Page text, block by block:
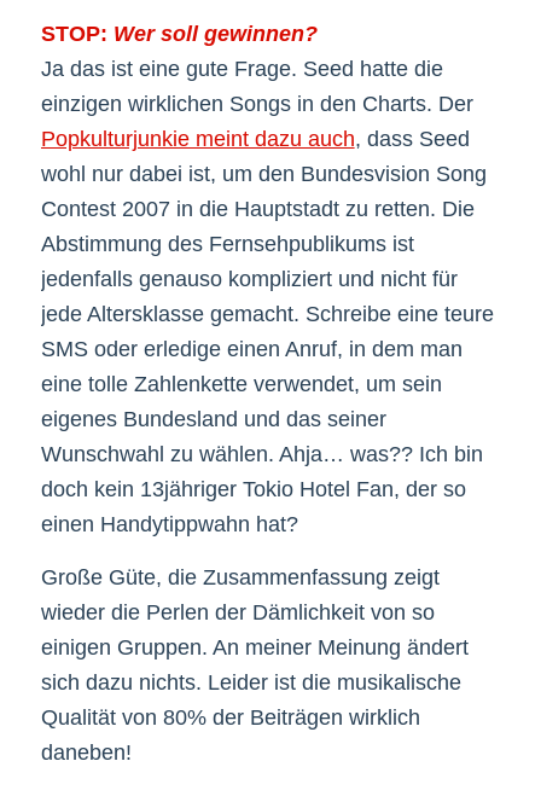
STOP: Wer soll gewinnen?
Ja das ist eine gute Frage. Seed hatte die
einzigen wirklichen Songs in den Charts. Der
Popkulturjunkie meint dazu auch, dass Seed
wohl nur dabei ist, um den Bundesvision Song
Contest 2007 in die Hauptstadt zu retten. Die
Abstimmung des Fernsehpublikums ist
jedenfalls genauso kompliziert und nicht für
jede Altersklasse gemacht. Schreibe eine teure
SMS oder erledige einen Anruf, in dem man
eine tolle Zahlenkette verwendet, um sein
eigenes Bundesland und das seiner
Wunschwahl zu wählen. Ahja… was?? Ich bin
doch kein 13jähriger Tokio Hotel Fan, der so
einen Handytippwahn hat?
Große Güte, die Zusammenfassung zeigt
wieder die Perlen der Dämlichkeit von so
einigen Gruppen. An meiner Meinung ändert
sich dazu nichts. Leider ist die musikalische
Qualität von 80% der Beiträgen wirklich
daneben!